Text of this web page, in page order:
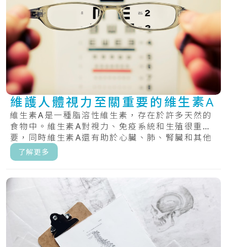
維護人體視力至關重要的維生素A
維生素A是一種脂溶性維生素，存在於許多天然的
食物中。維生素A對視力、免疫系統和生殖很重
要，同時維生素A還有助於心臟、肺、腎臟和其他
器官正.....
了解更多